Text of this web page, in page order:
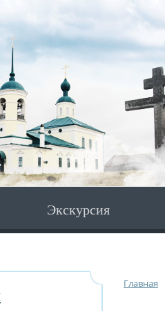
Экскурсия
Главная